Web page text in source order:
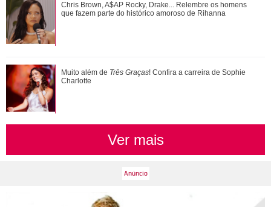
Inesquecíveis! Confira as frases de Friends que marcaram
gerações
Muito além de Três Graças! Confira a carreira de Sophie
Charlotte
Chris Brown, A$AP Rocky, Drake... Relembre os homens
que fazem parte do histórico amoroso de Rihanna
Muito além de Três Graças! Confira a carreira de Sophie
Charlotte
Ver mais